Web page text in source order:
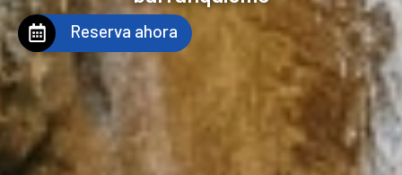
Reserva ahora